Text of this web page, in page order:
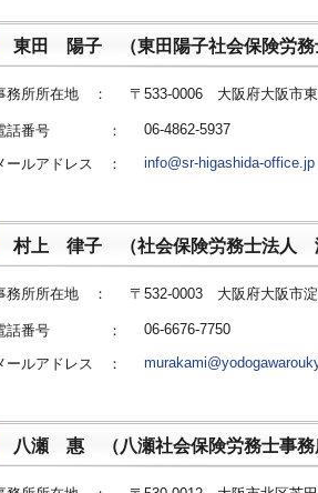
東田 陽子 （東田陽子社会保険労務
務所所在地 ： 〒533-0006 大阪府大阪市
話番号 ： 06-4862-5937
ールアドレス ： info@sr-higashida-office.jp
村上 律子 （社会保険労務士法人
務所所在地 ： 〒532-0003 大阪府大阪市
話番号 ： 06-6676-7750
ールアドレス ：
八瀬 惠 （八瀬社会保険労務士事務